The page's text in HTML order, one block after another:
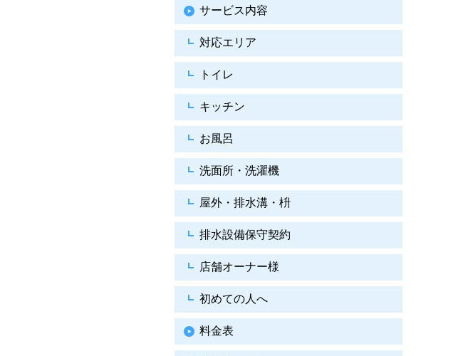
サービス内容
対応エリア
トイレ
キッチン
お風呂
洗面所・洗濯機
屋外・排水溝・枡
排水設備保守契約
店舗オーナー様
初めての人へ
料金表